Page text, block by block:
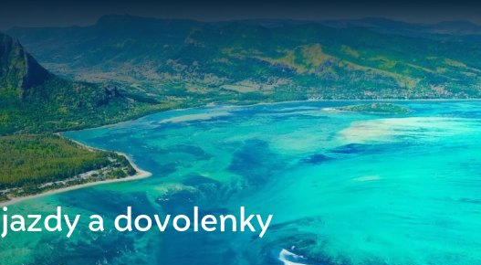
a dovolenky